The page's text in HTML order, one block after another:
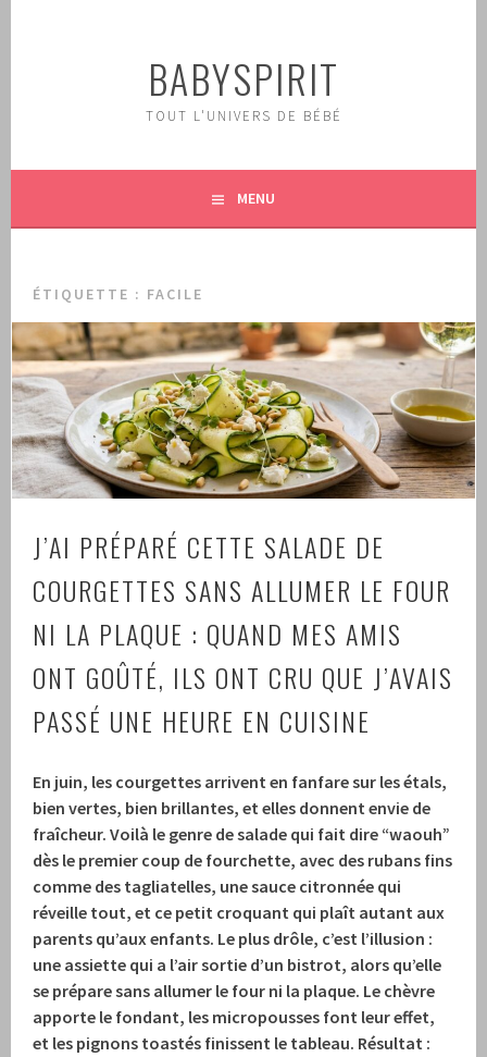
BABYSPIRIT
TOUT L'UNIVERS DE BÉBÉ
MENU
ÉTIQUETTE : FACILE
J’AI PRÉPARÉ CETTE SALADE DE
COURGETTES SANS ALLUMER LE FOUR
NI LA PLAQUE : QUAND MES AMIS
ONT GOÛTÉ, ILS ONT CRU QUE J’AVAIS
PASSÉ UNE HEURE EN CUISINE
En juin, les courgettes arrivent en fanfare sur les étals,
bien vertes, bien brillantes, et elles donnent envie de
fraîcheur. Voilà le genre de salade qui fait dire “waouh”
dès le premier coup de fourchette, avec des rubans fins
comme des tagliatelles, une sauce citronnée qui
réveille tout, et ce petit croquant qui plaît autant aux
parents qu’aux enfants. Le plus drôle, c’est l’illusion :
une assiette qui a l’air sortie d’un bistrot, alors qu’elle
se prépare sans allumer le four ni la plaque. Le chèvre
apporte le fondant, les micropousses font leur effet,
et les pignons toastés finissent le tableau. Résultat :